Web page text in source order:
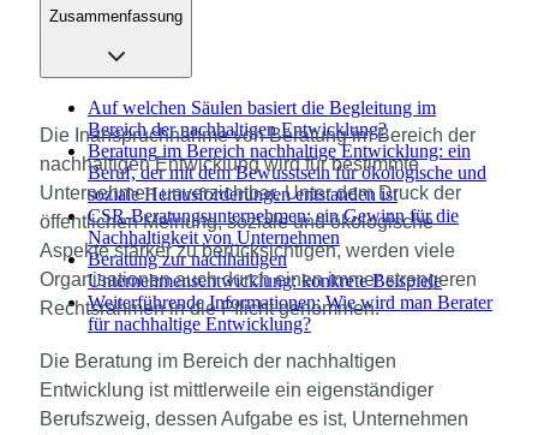
Zusammenfassung
Auf welchen Säulen basiert die Begleitung im
Bereich der nachhaltigen Entwicklung?
Beratung im Bereich nachhaltige Entwicklung: ein
Beruf, der mit dem Bewusstsein für ökologische und
soziale Herausforderungen entstanden ist
CSR-Beratungsunternehmen: ein Gewinn für die
Nachhaltigkeit von Unternehmen
Beratung zur nachhaltigen
Unternehmensentwicklung: konkrete Beispiele
Weiterführende Informationen: Wie wird man Berater
für nachhaltige Entwicklung?
Die Inanspruchnahme von Beratung im Bereich der
nachhaltigen Entwicklung wird für bestimmte
Unternehmen unverzichtbar. Unter dem Druck der
öffentlichen Meinung, soziale und ökologische
Aspekte stärker zu berücksichtigen, werden viele
Organisationen auch durch einen immer strengeren
Rechtsrahmen in die Pflicht genommen.
Die Beratung im Bereich der nachhaltigen
Entwicklung ist mittlerweile ein eigenständiger
Berufszweig, dessen Aufgabe es ist, Unternehmen